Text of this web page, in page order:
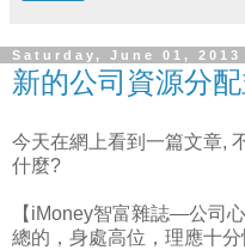
Saturday, June 01, 2013
新的公司資源分
今天在網上看到一篇文章,
什麼?
【iMoney智富雜誌—公司
總的，身處高位，理應十